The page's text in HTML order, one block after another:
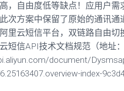
，自由度低等缺点！应用户需
次方案中保留了原始的通讯
里云短信平台，双链路自由切
短信API技术文档规范（地址：
document/
index-